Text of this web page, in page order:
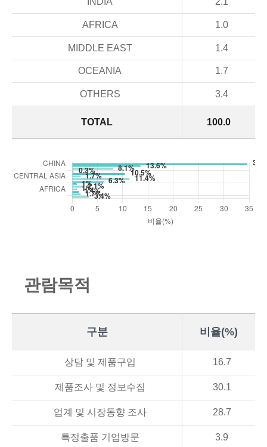
TOTAL 100.0
AFRICA 1.0
MIDDLE EAST 1.4
OCEANIA 1.7
OTHERS 3.4
관람목적
구분 비율(%)
상담 및 제품구입 16.7
제품조사 및 정보수집 30.1
업계 및 시장동향 조사 28.7
특정출품 기업방문 3.9